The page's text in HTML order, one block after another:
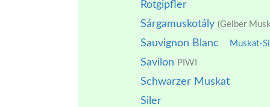
Rotgipfler
Sárgamuskotály (Gelber
Sauvignon Blanc Muskat-
Savilon PIWI
Schwarzer Muskat
Siler